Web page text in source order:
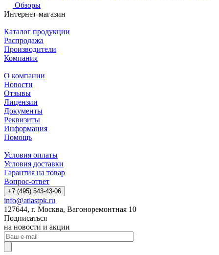
Обзоры
Интернет-магазин
Каталог продукции
Распродажа
Производители
Компания
О компании
Новости
Отзывы
Лицензии
Документы
Реквизиты
Информация
Помощь
Условия оплаты
Условия доставки
Гарантия на товар
Вопрос-ответ
+7 (495) 543-43-06
info@atlastpk.ru
127644, г. Москва, Вагоноремонтная 10
Подписаться
на новости и акции